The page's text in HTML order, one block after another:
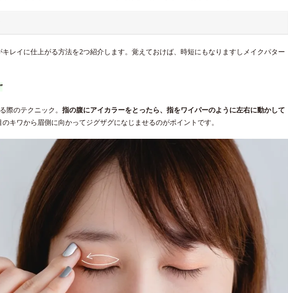
レイに仕上がる方法を2つ紹介します。覚えておけば、時短にもなりますしメイクパター
際のテクニック。 指の腹にアイカラーをとったら、指をワイパーのように左右に動かして
キワから眉側に向かってジグザグになじませるのがポイントです。